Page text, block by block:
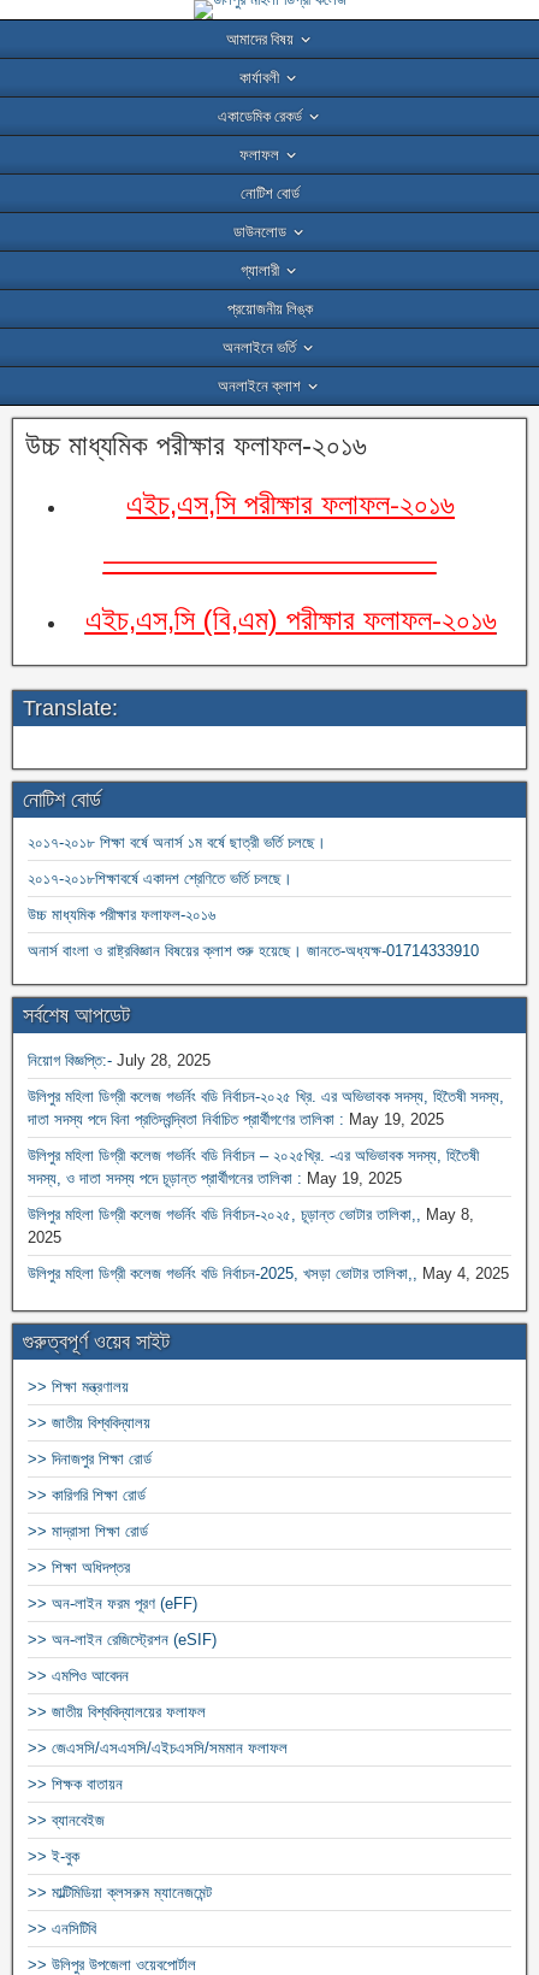
আমাদের বিষয়
কার্যাবলী
একাডেমিক রেকর্ড
ফলাফল
নোটিশ বোর্ড
ডাউনলোড
গ্যালারী
প্রয়োজনীয় লিঙ্ক
অনলাইনে ভর্তি
অনলাইনে ক্লাশ
উচ্চ মাধ্যমিক পরীক্ষার ফলাফল-২০১৬
এইচ,এস,সি পরীক্ষার ফলাফল-২০১৬
———————————–
এইচ,এস,সি (বি,এম) পরীক্ষার ফলাফল-২০১৬
Translate:
নোটিশ বোর্ড
২০১৭-২০১৮ শিক্ষা বর্ষে অনার্স ১ম বর্ষে ছাত্রী ভর্তি চলছে।
২০১৭-২০১৮শিক্ষাবর্ষে একাদশ শ্রেণিতে ভর্তি চলছে।
উচ্চ মাধ্যমিক পরীক্ষার ফলাফল-২০১৬
অনার্স বাংলা ও রাষ্ট্রবিজ্ঞান বিষয়ের ক্লাশ শুরু হয়েছে। জানতে-অধ্যক্ষ-01714333910
সর্বশেষ আপডেট
নিয়োগ বিজ্ঞপ্তি:- July 28, 2025
উলিপুর মহিলা ডিগ্রী কলেজ গভর্নিং বডি নির্বাচন-২০২৫ খ্রি. এর অভিভাবক সদস্য, হিতৈষী সদস্য,
দাতা সদস্য পদে বিনা প্রতিদ্বন্দ্বিতা নির্বাচিত প্রার্থীগণের তালিকা : May 19, 2025
উলিপুর মহিলা ডিগ্রী কলেজ গভর্নিং বডি নির্বাচন – ২০২৫খ্রি. -এর অভিভাবক সদস্য, হিতৈষী
সদস্য, ও দাতা সদস্য পদে চূড়ান্ত প্রার্থীগনের তালিকা : May 19, 2025
উলিপুর মহিলা ডিগ্রী কলেজ গভর্নিং বডি নির্বাচন-২০২৫, চূড়ান্ত ভোটার তালিকা,, May 8,
2025
উলিপুর মহিলা ডিগ্রী কলেজ গভর্নিং বডি নির্বাচন-2025, খসড়া ভোটার তালিকা,, May 4, 2025
গুরুত্বপূর্ণ ওয়েব সাইট
>> শিক্ষা মন্ত্রণালয়
>> জাতীয় বিশ্ববিদ্যালয়
>> দিনাজপুর শিক্ষা রোর্ড
>> কারিগরি শিক্ষা রোর্ড
>> মাদ্রাসা শিক্ষা রোর্ড
>> শিক্ষা অধিদপ্তর
>> অন-লাইন ফরম পূরণ (eFF)
>> অন-লাইন রেজিস্ট্রেশন (eSIF)
>> এমপিও আবেদন
>> জাতীয় বিশ্ববিদ্যালয়ের ফলাফল
>> জেএসসি/এসএসসি/এইচএসসি/সমমান ফলাফল
>> শিক্ষক বাতায়ন
>> ব্যানবেইজ
>> ই-বুক
>> মাল্টিমিডিয়া ক্লসরুম ম্যানেজমেন্ট
>> এনসিটিবি
>> উলিপুর উপজেলা ওয়েবপোর্টাল